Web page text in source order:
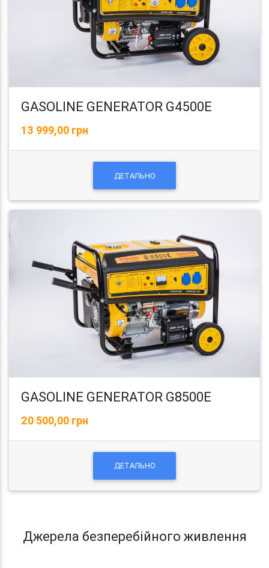
GASOLINE GENERATOR G4500E
13 999,00 грн
ДЕТАЛЬНО
GASOLINE GENERATOR G8500E
20 500,00 грн
ДЕТАЛЬНО
Джерела безперебійного живлення